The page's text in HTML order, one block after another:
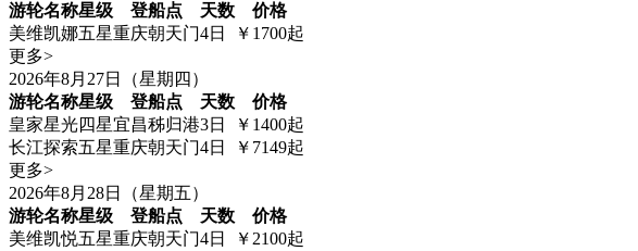
游轮名称星级 登船点 天数
价格
美维凯娜五星重庆朝天门4日
￥1700起
更多>
2026年8月27日（星期四）
游轮名称星级 登船点 天数
价格
皇家星光四星宜昌秭归港3日
￥1400起
长江探索五星重庆朝天门4日
￥7149起
更多>
2026年8月28日（星期五）
游轮名称星级 登船点 天数
价格
美维凯悦五星重庆朝天门4日
￥2100起